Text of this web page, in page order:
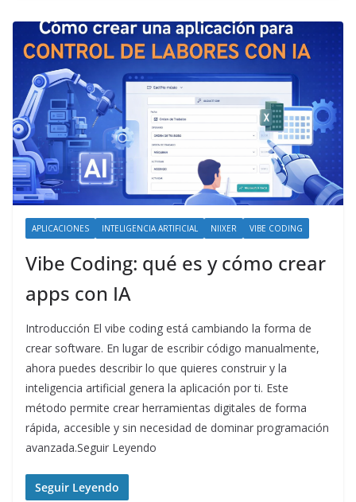
APLICACIONES INTELIGENCIA ARTIFICIAL NIIXER VIBE CODING
Vibe Coding: qué es y cómo crear
apps con IA
Introducción El vibe coding está cambiando la forma de
crear software. En lugar de escribir código manualmente,
ahora puedes describir lo que quieres construir y la
inteligencia artificial genera la aplicación por ti. Este
método permite crear herramientas digitales de forma
rápida, accesible y sin necesidad de dominar programación
avanzada.Seguir Leyendo
Seguir Leyendo